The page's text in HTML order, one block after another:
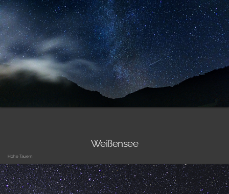
Weißensee
Hohe Tauern